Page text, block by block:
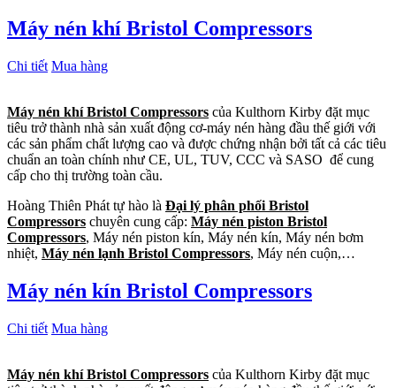
Máy nén khí Bristol Compressors
Chi tiết Mua hàng
Máy nén khí Bristol Compressors của Kulthorn Kirby đặt mục
tiêu trở thành nhà sản xuất động cơ-máy nén hàng đầu thế giới với
các sản phẩm chất lượng cao và được chứng nhận bởi tất cả các tiêu
chuẩn an toàn chính như CE, UL, TUV, CCC và SASO để cung
cấp cho thị trường toàn cầu.
Hoàng Thiên Phát tự hào là Đại lý phân phối Bristol
Compressors chuyên cung cấp: Máy nén piston Bristol
Compressors, Máy nén piston kín, Máy nén kín, Máy nén bơm
nhiệt, Máy nén lạnh Bristol Compressors, Máy nén cuộn,…
Máy nén kín Bristol Compressors
Chi tiết Mua hàng
Máy nén khí Bristol Compressors của Kulthorn Kirby đặt mục